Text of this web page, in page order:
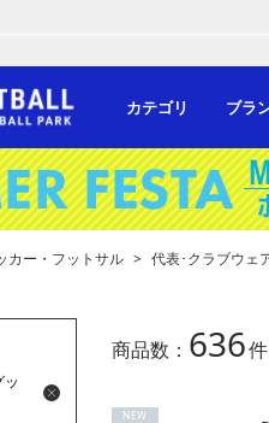
カテゴリ ブラ
カー・フットサル > 代表･クラブウェ
商品数： 636件
NEW